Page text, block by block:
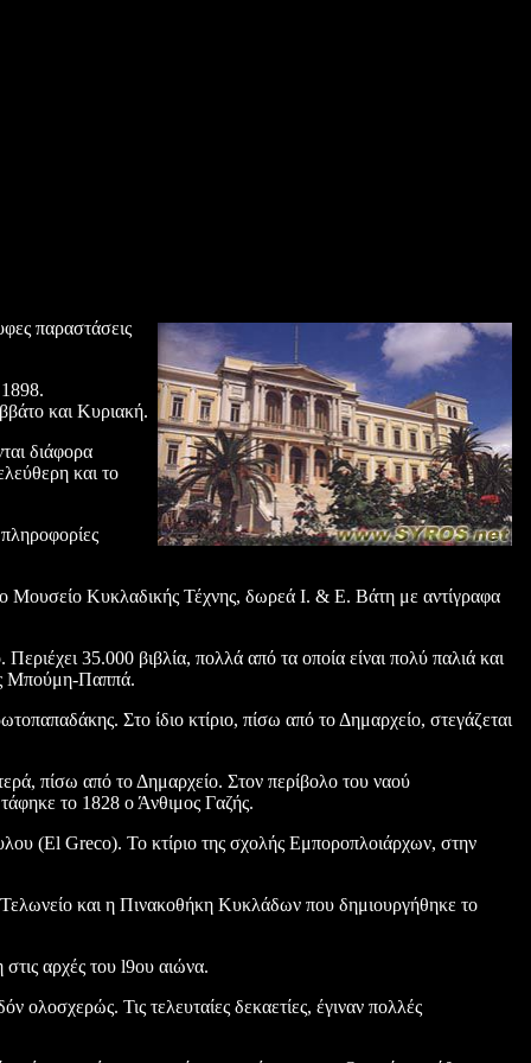
παραστάσεις
και Κυριακή.
διάφορα
και το
Μουσείο Κυκλαδικής Τέχνης, δωρεά Ι. & Ε. Βάτη με αντίγραφα
35.000 βιβλία, πολλά από τα οποία είναι πολύ παλιά και
Μπούμη-Παππά.
Στο ίδιο κτίριο, πίσω από το Δημαρχείο, στεγάζεται
πίσω από το Δημαρχείο. Στον περίβολο του ναού
το 1828 ο Άνθιμος Γαζής.
(Εl Greco). Το κτίριο της σχολής Εμποροπλοιάρχων, στην
και η Πινακοθήκη Κυκλάδων που δημιουργήθηκε το
στις αρχές του l9ου αιώνα.
ολοσχερώς. Τις τελευταίες δεκαετίες, έγιναν πολλές